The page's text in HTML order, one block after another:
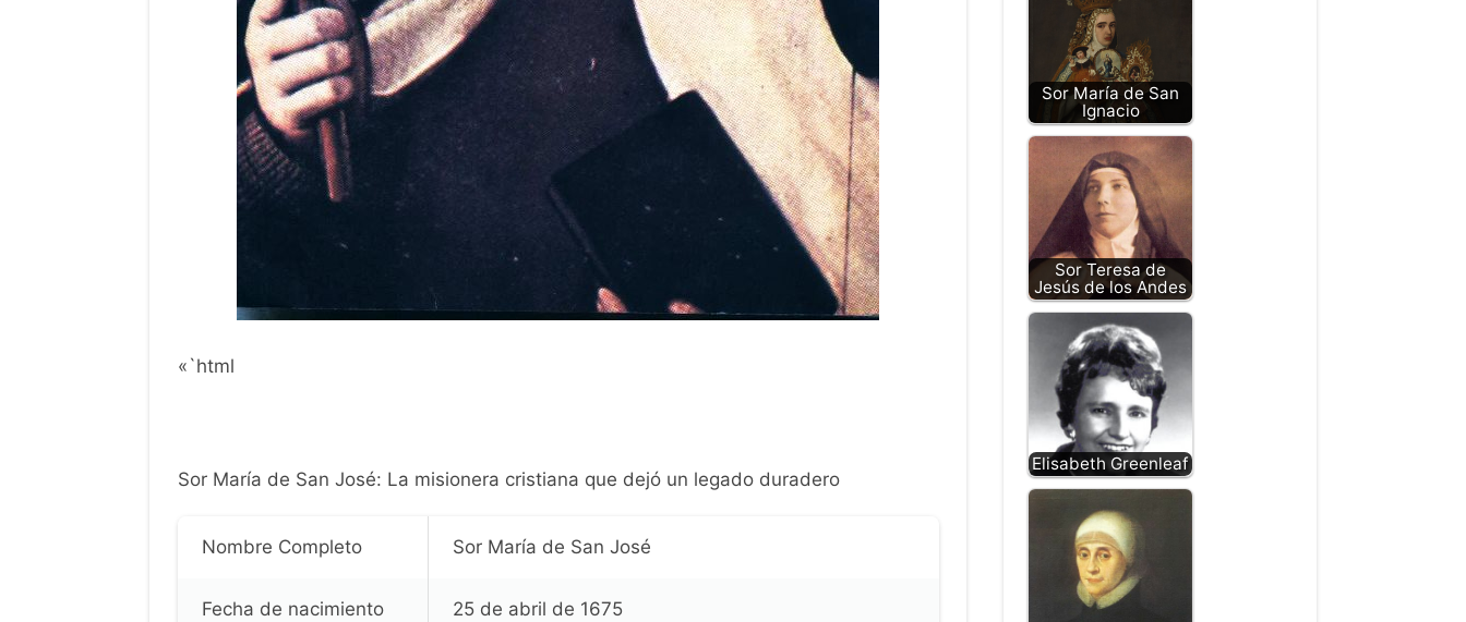
«`html
Sor María de San José: La misionera cristiana que dejó un legado duradero
Nombre Completo Sor María de San José
Fecha de nacimiento 25 de abril de 1675
Sor María de San
Ignacio
Sor Teresa de
Jesús de los Andes
Elisabeth Greenleaf